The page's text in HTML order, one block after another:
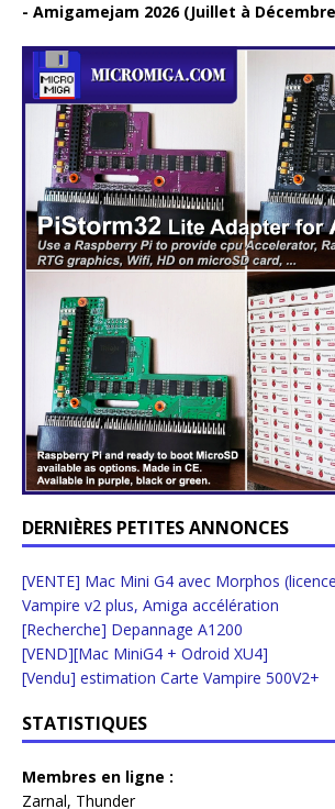
Amigamejam 2026 (Juillet à
DERNIÈRES PETITES ANNONCES
[VENTE] Mac Mini G4 avec Morphos
Vampire v2 plus, Amiga accélération
[Recherche] Depannage A1200
[VEND][Mac MiniG4 + Odroid XU4]
[Vendu] estimation Carte Vampire 500V2+
STATISTIQUES
Membres en ligne :
Zarnal, Thunder